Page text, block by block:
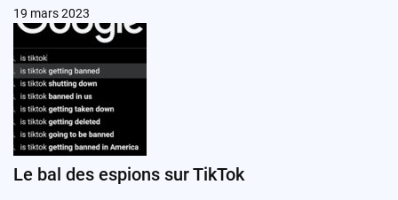
19 mars 2023
Le bal des espions sur TikTok